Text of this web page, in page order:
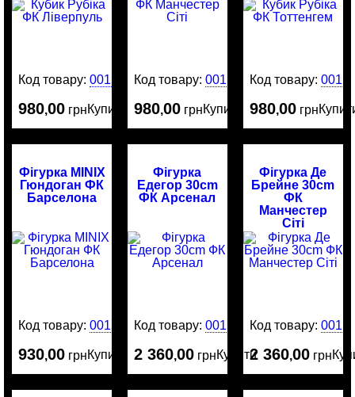
Код товару:0015411
980,00 грнКупити
Код товару:0015408
980,00 грнКупити
Код товару:
980,00 грн
Фігурка MINIX
Гюндоган ФК
Барселона
Код товару:0015285
930,00 грнКупити
Фігурка
Едегор 30cm
ФК Арсенал
Код товару:0015235
2 360,00 грнКупити
Фігурка Де
Брейне 30cm
ФК
Манчестер
Сіті
Код товару:
2 360,00 грн